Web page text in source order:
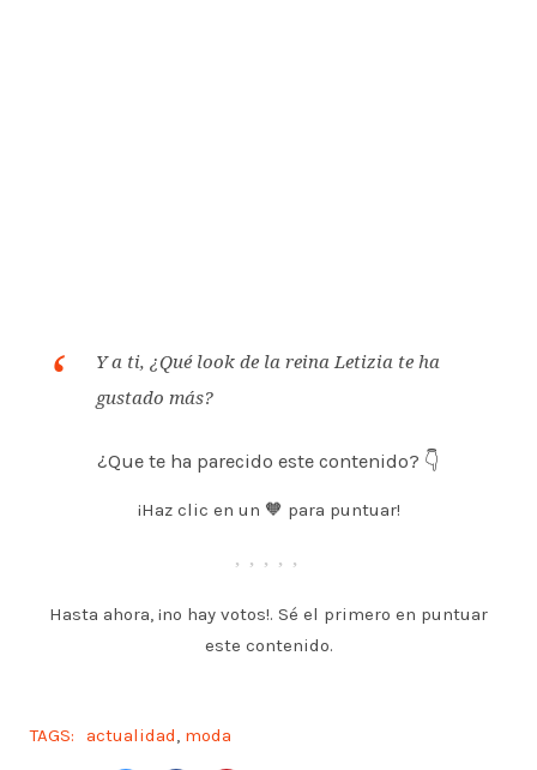
Y a ti, ¿Qué look de la reina Letizia te ha
gustado más?
¿Que te ha parecido este contenido? 👇
¡Haz clic en un 🧡 para puntuar!
Hasta ahora, ¡no hay votos!. Sé el primero en puntuar
este contenido.
TAGS: actualidad, moda